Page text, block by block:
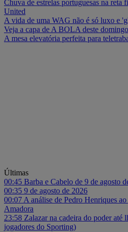
Chuva de estrelas portuguesas na reta
United
A vida de uma WAG não é só luxo e
Veja a capa de A BOLA deste domingo
A mesa elevatória perfeita para
Últimas
00:45 Barba e Cabelo de 9 de agosto
00:35 9 de agosto de 2026
00:07 A análise de Pedro Henriques
Amadora
23:58 Zalazar na cadeira do poder até
jogadores do Sporting)